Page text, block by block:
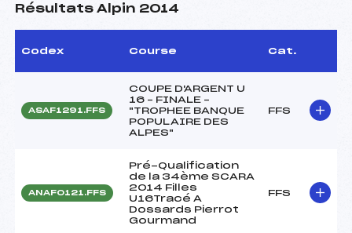
Résultats Alpin 2014
Codex Course Cat.
ASAF1291.FFS
COUPE D'ARGENT U
16 – FINALE –
"TROPHEE BANQUE
POPULAIRE DES
ALPES"
FFS
ANAF0121.FFS
Pré-Qualification
de la 34ème SCARA
2014 Filles
U16Tracé A
Dossards Pierrot
Gourmand
FFS